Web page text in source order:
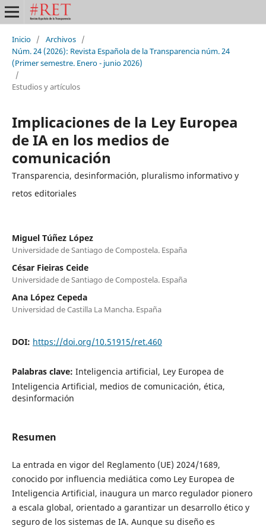
Inicio / Archivos /
Núm. 24 (2026): Revista Española de la Transparencia núm. 24
(Primer semestre. Enero - junio 2026)
/
Estudios y artículos
Implicaciones de la Ley Europea
de IA en los medios de
comunicación
Transparencia, desinformación, pluralismo informativo y
retos editoriales
Miguel Túñez López
Universidade de Santiago de Compostela. España
César Fieiras Ceide
Universidade de Santiago de Compostela. España
Ana López Cepeda
Universidad de Castilla La Mancha. España
DOI: https://doi.org/10.51915/ret.460
Palabras clave: Inteligencia artificial, Ley Europea de
Inteligencia Artificial, medios de comunicación, ética,
desinformación
Resumen
La entrada en vigor del Reglamento (UE) 2024/1689,
conocido por influencia mediática como Ley Europea de
Inteligencia Artificial, inaugura un marco regulador pionero
a escala global, orientado a garantizar un desarrollo ético y
seguro de los sistemas de IA. Aunque su diseño es